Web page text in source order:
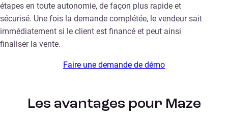
étapes en toute autonomie, de façon plus rapide et
sécurisé. Une fois la demande complétée, le vendeur sait
immédiatement si le client est financé et peut ainsi
finaliser la vente.
Faire une demande de démo
Les avantages pour Maze